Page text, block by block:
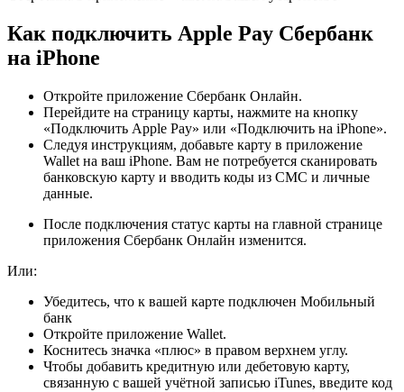
Как подключить Apple Pay Cбербанк
на iPhone
Откройте приложение Сбербанк Онлайн.
Перейдите на страницу карты, нажмите на кнопку
«Подключить Apple Pay» или «Подключить на iPhone».
Следуя инструкциям, добавьте карту в приложение
Wallet на ваш iPhone. Вам не потребуется сканировать
банковскую карту и вводить коды из СМС и личные
данные.
После подключения статус карты на главной странице
приложения Сбербанк Онлайн изменится.
Или:
Убедитесь, что к вашей карте подключен Мобильный
банк
Откройте приложение Wallet.
Коснитесь значка «плюс» в правом верхнем углу.
Чтобы добавить кредитную или дебетовую карту,
связанную с вашей учётной записью iTunes, введите код